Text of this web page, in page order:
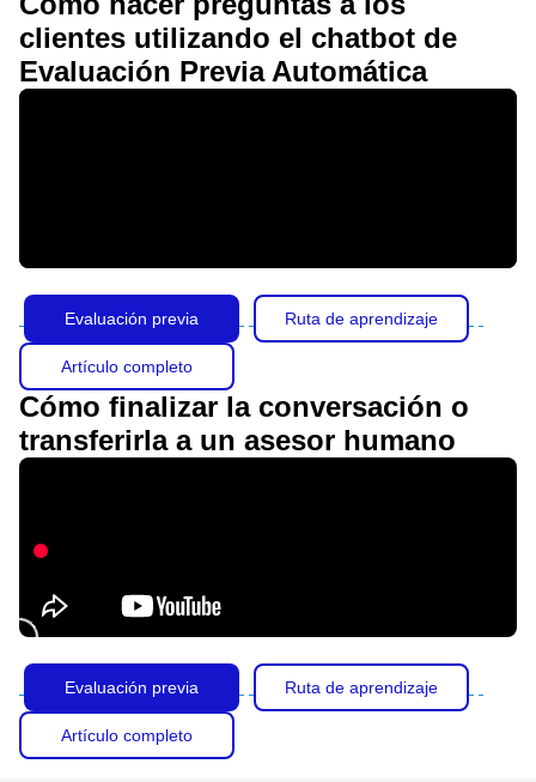
clientes utilizando el chatbot de
Evaluación Previa Automática
Evaluación previa Ruta de aprendizaje
Artículo completo
Cómo finalizar la conversación o
transferirla a un asesor humano
Evaluación previa Ruta de aprendizaje
Artículo completo